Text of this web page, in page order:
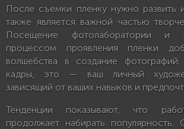
После съемки пленку нужно развить
также является важной частью
Посещение фотолаборатории и
процессом проявления пленки
волшебства в создание
кадры, это — ваш личный
зависящий от ваших навыков и
Тенденции показывают, что
продолжает набирать популярность.